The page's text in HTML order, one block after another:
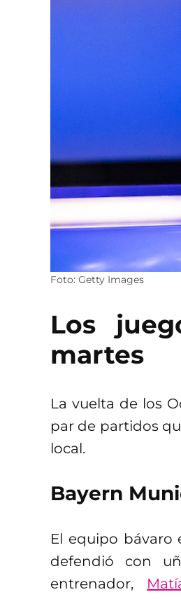
Foto: Getty Images
Los
martes
La vuelta de los
par de partidos
local.
Bayern
El equipo bávaro
defendió con
entrenador,